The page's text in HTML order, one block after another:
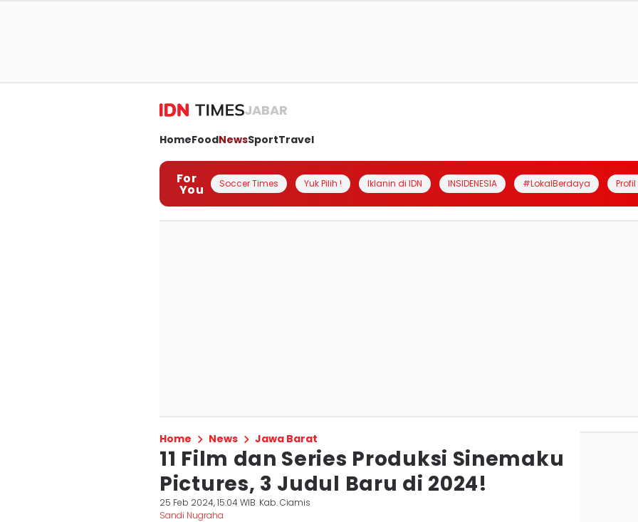
JABAR
HomeFoodNewsSportTravel
For
You Soccer Times Yuk Pilih ! Iklanin di IDN INSIDENESIA #LokalBerdaya
Home News Jawa Barat
11 Film dan Series Produksi Sinemaku
Pictures, 3 Judul Baru di 2024!
25 Feb 2024, 15:04 WIB Kab. Ciamis
Sandi Nugraha